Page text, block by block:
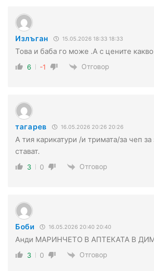
Излъган 15.05.2026 18:33 18:33
Това и баба го може .А с цените какво
6 -1 Отговор
тагарев 16.05.2026 20:26 20:26
А тия карикатури /и тримата/за чеп за
стават.
3 0 Отговор
Боби 16.05.2026 20:40 20:40
Анди МАРИНЧЕТО В АПТЕКАТА В
3 0 Отговор